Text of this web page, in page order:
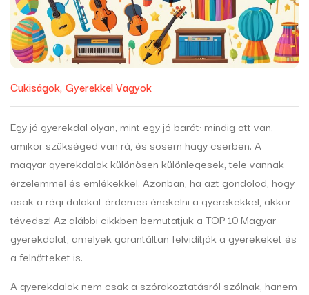
Cukiságok Gyerekkel Vagyok
Egy jó gyerekdal olyan, mint egy jó barát: mindig ott van,
amikor szükséged van rá, és sosem hagy cserben. A
magyar gyerekdalok különösen különlegesek, tele vannak
érzelemmel és emlékekkel. Azonban, ha azt gondolod, hogy
csak a régi dalokat érdemes énekelni a gyerekekkel, akkor
tévedsz! Az alábbi cikkben bemutatjuk a TOP 10 Magyar
gyerekdalat, amelyek garantáltan felvidítják a gyerekeket és
a felnőtteket is.
A gyerekdalok nem csak a szórakoztatásról szólnak, hanem